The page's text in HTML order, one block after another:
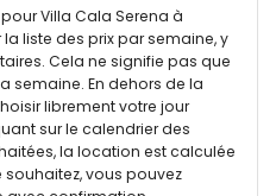
mesurant 9m x 4m et 1,9m
de jardin avec transats
extérieur
pour Villa Cala Serena à
liste des prix par semaine, y
Cela ne signifie pas que
semaine. En dehors de la
librement votre jour
sur le calendrier des
la location est calculée
vous pouvez